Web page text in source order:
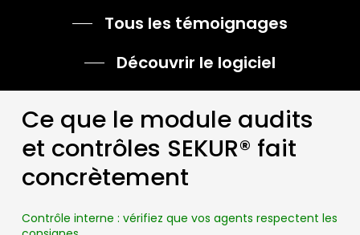
Tous les témoignages
Découvrir le logiciel
Ce que le module audits
et contrôles SEKUR® fait
concrètement
Contrôle interne : vérifiez que vos agents respectent les